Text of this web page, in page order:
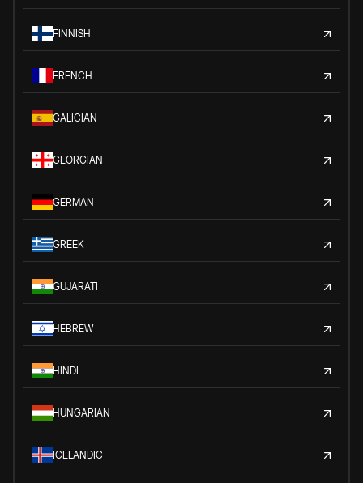
FINNISH
FRENCH
GALICIAN
GEORGIAN
GERMAN
GREEK
GUJARATI
HEBREW
HINDI
HUNGARIAN
ICELANDIC